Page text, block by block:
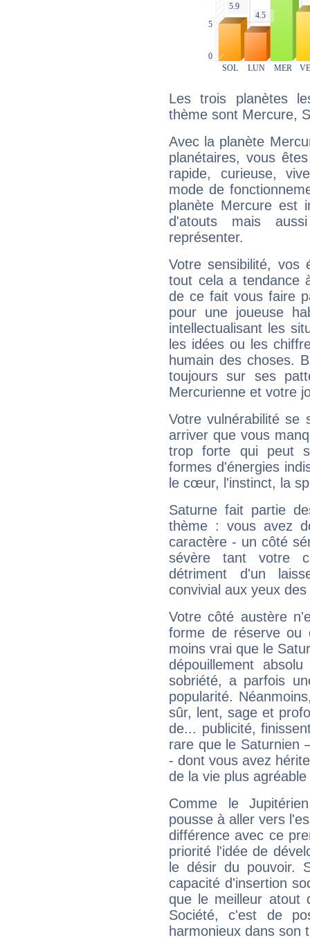
Les trois planètes
thème sont Mercure,
Avec la planète
planétaires, vous
rapide, curieuse,
mode de
planète Mercure est
d'atouts mais
représenter.
Votre sensibilité,
tout cela a tendance
de ce fait vous faire
pour une joueuse
intellectualisant les
les idées ou les
humain des choses.
toujours sur ses
Mercurienne et votre
Votre vulnérabilité se
arriver que vous
trop forte qui peut
formes d'énergies
le cœur, l'instinct, la
Saturne fait partie
thème : vous avez
caractère - un côté
sévère tant votre
détriment d'un
convivial aux yeux
Votre côté austère
forme de réserve
moins vrai que le
dépouillement
sobriété, a parfois
popularité.
sûr, lent, sage et
de... publicité,
rare que le Saturnien
- dont vous avez
de la vie plus
Comme le
pousse à aller vers
différence avec ce
priorité l'idée de
le désir du pouvoir.
capacité d'insertion
que le meilleur atout
Société, c'est de
harmonieux dans son